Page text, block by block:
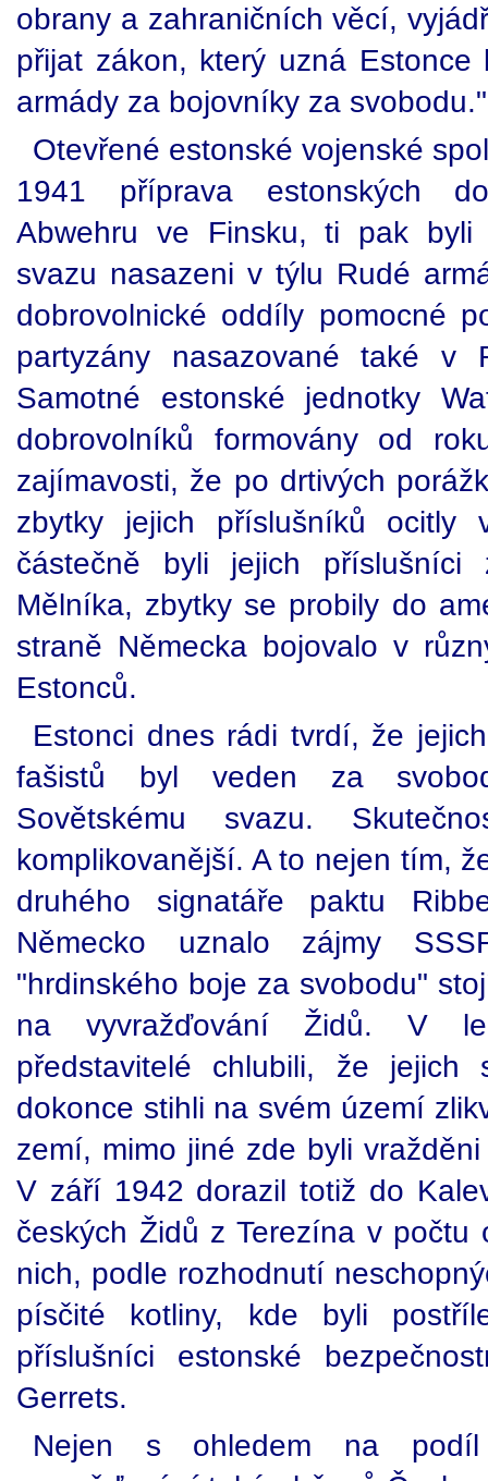
obrany a zahraničních věcí,
přijat zákon, který uzná
armády za bojovníky za svobodu."
Otevřené estonské vojenské
1941 příprava estonských
Abwehru ve Finsku, ti pak byli
svazu nasazeni v týlu Rudé
dobrovolnické oddíly pomocné
partyzány nasazované také v
Samotné estonské jednotky
dobrovolníků formovány od
zajímavosti, že po drtivých
zbytky jejich příslušníků
částečně byli jejich
Mělníka, zbytky se probily do
straně Německa bojovalo v
Estonců.
Estonci dnes rádi tvrdí, že
fašistů byl veden za
Sovětskému svazu.
komplikovanější. A to nejen tím,
druhého signatáře paktu
Německo uznalo zájmy
"hrdinského boje za svobodu"
na vyvražďování Židů. V
představitelé chlubili, že jejich
dokonce stihli na svém území
zemí, mimo jiné zde byli
V září 1942 dorazil totiž do
českých Židů z Terezína v
nich, podle rozhodnutí
písčité kotliny, kde byli
příslušníci estonské
Gerrets.
Nejen s ohledem na